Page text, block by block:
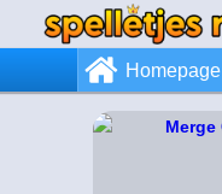
Homepage